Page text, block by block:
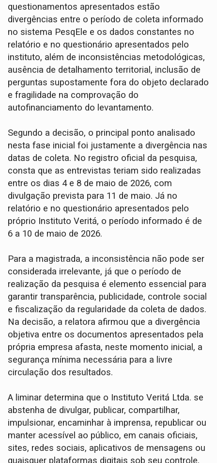
questionamentos apresentados estão
divergências entre o período de coleta informado
no sistema PesqEle e os dados constantes no
relatório e no questionário apresentados pelo
instituto, além de inconsistências metodológicas,
ausência de detalhamento territorial, inclusão de
perguntas supostamente fora do objeto declarado
e fragilidade na comprovação do
autofinanciamento do levantamento.
Segundo a decisão, o principal ponto analisado
nesta fase inicial foi justamente a divergência nas
datas de coleta. No registro oficial da pesquisa,
consta que as entrevistas teriam sido realizadas
entre os dias 4 e 8 de maio de 2026, com
divulgação prevista para 11 de maio. Já no
relatório e no questionário apresentados pelo
próprio Instituto Veritá, o período informado é de
6 a 10 de maio de 2026.
Para a magistrada, a inconsistência não pode ser
considerada irrelevante, já que o período de
realização da pesquisa é elemento essencial para
garantir transparência, publicidade, controle social
e fiscalização da regularidade da coleta de dados.
Na decisão, a relatora afirmou que a divergência
objetiva entre os documentos apresentados pela
própria empresa afasta, neste momento inicial, a
segurança mínima necessária para a livre
circulação dos resultados.
A liminar determina que o Instituto Veritá Ltda. se
abstenha de divulgar, publicar, compartilhar,
impulsionar, encaminhar à imprensa, republicar ou
manter acessível ao público, em canais oficiais,
sites, redes sociais, aplicativos de mensagens ou
quaisquer plataformas digitais sob seu controle,